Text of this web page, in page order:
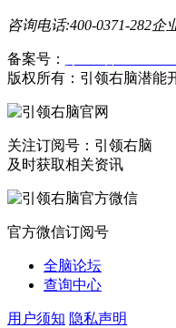
咨询电话:400-0371-282企
备案号：
版权所有：引领右脑潜能
关注订阅号：引领右脑
及时获取相关资讯
官方微信订阅号
全脑论坛
查询中心
用户须知 隐私声明